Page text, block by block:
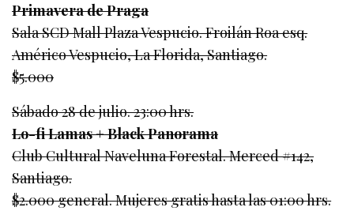
Primavera de Praga
Sala SCD Mall Plaza Vespucio. Froilán Roa esq.
Américo Vespucio, La Florida, Santiago.
$5.000
Sábado 28 de julio. 23:00 hrs.
Lo-fi Lamas + Black Panorama
Club Cultural Naveluna Forestal. Merced #142,
Santiago.
$2.000 general. Mujeres gratis hasta las 01:00 hrs.